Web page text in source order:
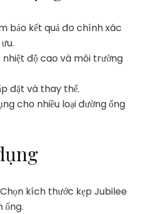
bảo kết quả đo chính xác
nhiệt độ cao và môi trường
đặt và thay thế.
cho nhiều loại đường ống
Chọn kích thước kẹp Jubilee
ống.